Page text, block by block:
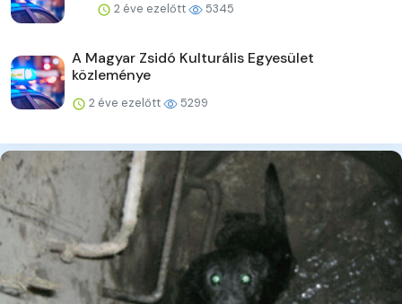
2 éve ezelőtt 5345
A Magyar Zsidó Kulturális Egyesület
közleménye
2 éve ezelőtt 5299